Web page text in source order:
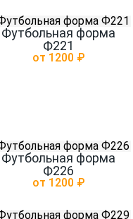
Футбольная форма
Ф221
от 1200 ₽
Футбольная форма
Ф226
от 1200 ₽